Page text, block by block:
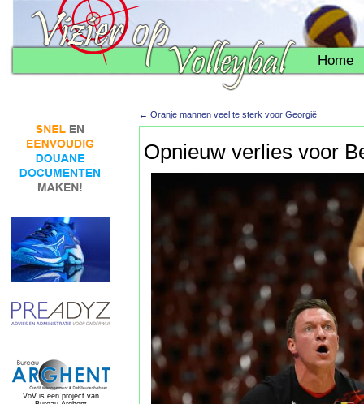
Home
VoV is een project van
← Oranje mannen veel te sterk voor Georgië
Opnieuw verlies voor